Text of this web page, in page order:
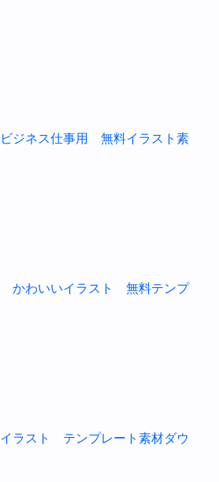
ネス仕事用 無料イラスト素
わいいイラスト 無料テンプ
スト テンプレート素材ダウ